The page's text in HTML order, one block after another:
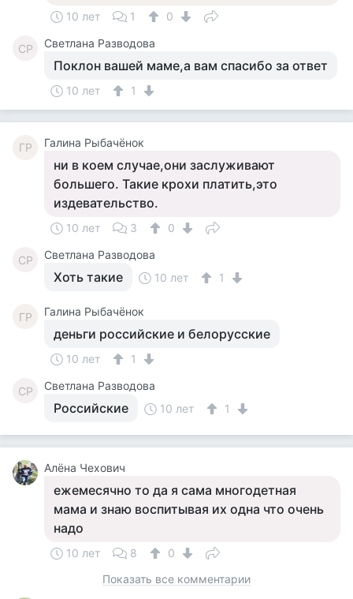
10 лет 1 0
СР Светлана Разводова
Поклон вашей маме,а вам спасибо за ответ
10 лет 1
ГР Галина Рыбачёнок
ни в коем случае,они заслуживают
большего. Такие крохи платить,это
издевательство.
10 лет 3 0
СР Светлана Разводова
Хоть такие 10 лет 1
ГР Галина Рыбачёнок
деньги российские и белорусские
10 лет 1
СР Светлана Разводова
Российские 10 лет 1
Алёна Чехович
ежемесячно то да я сама многодетная
мама и знаю воспитывая их одна что очень
надо
10 лет 8
0
Показать все комментарии